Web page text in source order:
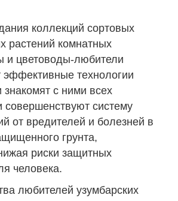
коллекций сортовых
растений комнатных
и цветоводы-любители
эффективные технологии
с ними всех
систему
от вредителей и болезней в
грунта,
риски защитных
человека.
любителей узумбарских